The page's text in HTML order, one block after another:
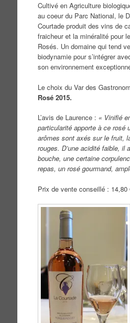
Cultivé en Agriculture
au coeur du Parc National, le
Courtade produit des vins de
fraicheur et la minéralité pour
Rosés. Un domaine qui tend
biodynamie pour s’intégrer
son environnement
Le choix du Var des
Rosé 2015.
L’avis de Laurence : « Vinifié
particularité apporte à ce rosé
arômes sont axés sur le fruit,
rouges. D’une acidité faible, il
bouche, une certaine
repas, un rosé gourmand,
Prix de vente conseillé : 14,80